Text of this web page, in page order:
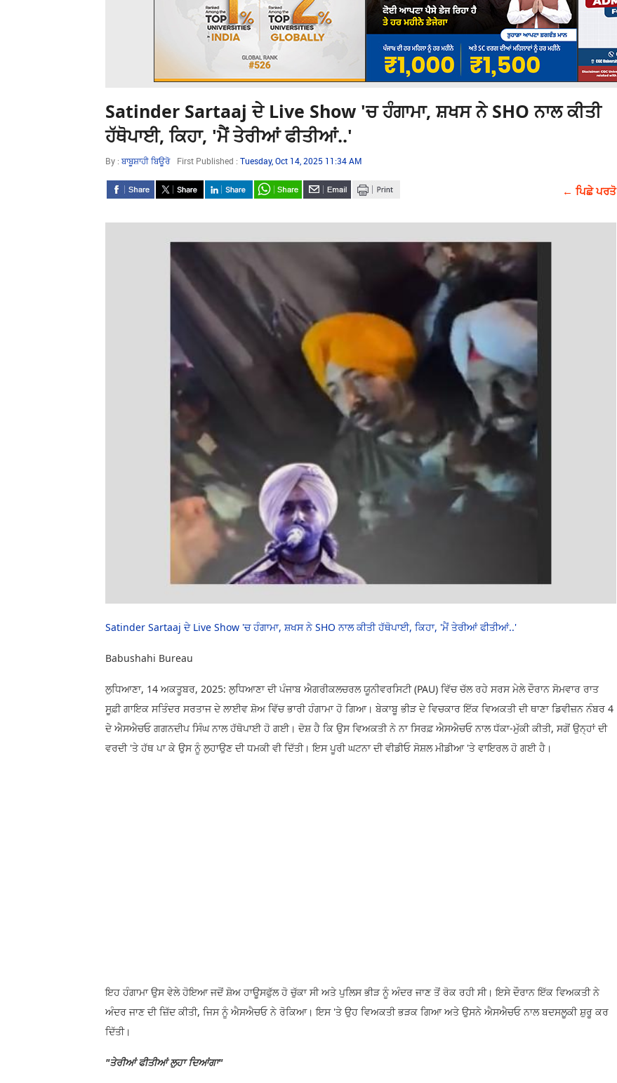
Satinder Sartaaj ਦੇ Live Show 'ਚ ਹੰਗਾਮਾ, ਸ਼ਖਸ ਨੇ SHO ਨਾਲ ਕੀਤੀ
ਹੱਥੋਪਾਈ, ਕਿਹਾ, 'ਮੈਂ ਤੇਰੀਆਂ ਫੀਤੀਆਂ..'
By : ਬਾਬੂਸ਼ਾਹੀ ਬਿਊਰੋ First Published : Tuesday, Oct 14, 2025 11:34 AM
← ਪਿਛੇ ਪਰਤੋ
Satinder Sartaaj ਦੇ Live Show 'ਚ ਹੰਗਾਮਾ, ਸ਼ਖਸ ਨੇ SHO ਨਾਲ ਕੀਤੀ ਹੱਥੋਪਾਈ, ਕਿਹਾ, 'ਮੈਂ ਤੇਰੀਆਂ ਫੀਤੀਆਂ..'
Babushahi Bureau
ਲੁਧਿਆਣਾ, 14 ਅਕਤੂਬਰ, 2025: ਲੁਧਿਆਣਾ ਦੀ ਪੰਜਾਬ ਐਗਰੀਕਲਚਰਲ ਯੂਨੀਵਰਸਿਟੀ (PAU) ਵਿੱਚ ਚੱਲ ਰਹੇ ਸਰਸ ਮੇਲੇ ਦੌਰਾਨ ਸੋਮਵਾਰ ਰਾਤ
ਸੂਫ਼ੀ ਗਾਇਕ ਸਤਿੰਦਰ ਸਰਤਾਜ ਦੇ ਲਾਈਵ ਸ਼ੋਅ ਵਿੱਚ ਭਾਰੀ ਹੰਗਾਮਾ ਹੋ ਗਿਆ। ਬੇਕਾਬੂ ਭੀੜ ਦੇ ਵਿਚਕਾਰ ਇੱਕ ਵਿਅਕਤੀ ਦੀ ਥਾਣਾ ਡਿਵੀਜ਼ਨ ਨੰਬਰ 4
ਦੇ ਐਸਐਚਓ ਗਗਨਦੀਪ ਸਿੰਘ ਨਾਲ ਹੱਥੋਪਾਈ ਹੋ ਗਈ। ਦੋਸ਼ ਹੈ ਕਿ ਉਸ ਵਿਅਕਤੀ ਨੇ ਨਾ ਸਿਰਫ਼ ਐਸਐਚਓ ਨਾਲ ਧੱਕਾ-ਮੁੱਕੀ ਕੀਤੀ, ਸਗੋਂ ਉਨ੍ਹਾਂ ਦੀ
ਵਰਦੀ 'ਤੇ ਹੱਥ ਪਾ ਕੇ ਉਸ ਨੂੰ ਲੁਹਾਉਣ ਦੀ ਧਮਕੀ ਵੀ ਦਿੱਤੀ। ਇਸ ਪੂਰੀ ਘਟਨਾ ਦੀ ਵੀਡੀਓ ਸੋਸ਼ਲ ਮੀਡੀਆ 'ਤੇ ਵਾਇਰਲ ਹੋ ਗਈ ਹੈ।​
ਇਹ ਹੰਗਾਮਾ ਉਸ ਵੇਲੇ ਹੋਇਆ ਜਦੋਂ ਸ਼ੋਅ ਹਾਊਸਫੁੱਲ ਹੋ ਚੁੱਕਾ ਸੀ ਅਤੇ ਪੁਲਿਸ ਭੀੜ ਨੂੰ ਅੰਦਰ ਜਾਣ ਤੋਂ ਰੋਕ ਰਹੀ ਸੀ। ਇਸੇ ਦੌਰਾਨ ਇੱਕ ਵਿਅਕਤੀ ਨੇ
ਅੰਦਰ ਜਾਣ ਦੀ ਜ਼ਿੱਦ ਕੀਤੀ, ਜਿਸ ਨੂੰ ਐਸਐਚਓ ਨੇ ਰੋਕਿਆ। ਇਸ 'ਤੇ ਉਹ ਵਿਅਕਤੀ ਭੜਕ ਗਿਆ ਅਤੇ ਉਸਨੇ ਐਸਐਚਓ ਨਾਲ ਬਦਸਲੂਕੀ ਸ਼ੁਰੂ ਕਰ
ਦਿੱਤੀ।​
"ਤੇਰੀਆਂ ਫੀਤੀਆਂ ਲੁਹਾ ਦਿਆਂਗਾ"